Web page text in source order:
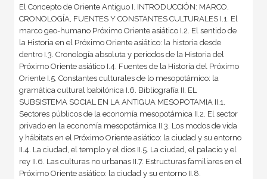
El Concepto de Oriente Antiguo I. INTRODUCCIÓN: MARCO,
CRONOLOGÍA, FUENTES Y CONSTANTES CULTURALES I.1. El
marco geo-humano Próximo Oriente asiático I.2. El sentido de
la Historia en el Próximo Oriente asiático: la historia desde
dentro I.3. Cronología absoluta y períodos de la Historia del
Próximo Oriente asiático I.4. Fuentes de la Historia del Próximo
Oriente I.5. Constantes culturales de lo mesopotámico: la
gramática cultural babilónica I.6. Bibliografía II. EL
SUBSISTEMA SOCIAL EN LA ANTIGUA MESOPOTAMIA II.1.
Sectores públicos de la economía mesopotámica II.2. El sector
privado en la economía mesopotámica II.3. Los modos de vida
y hábitats en el Próximo Oriente asiático: la ciudad y su entorno
II.4. La ciudad, el templo y el dios II.5. La ciudad, el palacio y el
rey II.6. Las culturas no urbanas II.7. Estructuras familiares en el
Próximo Oriente asiático: la ciudad y su entorno II.8.